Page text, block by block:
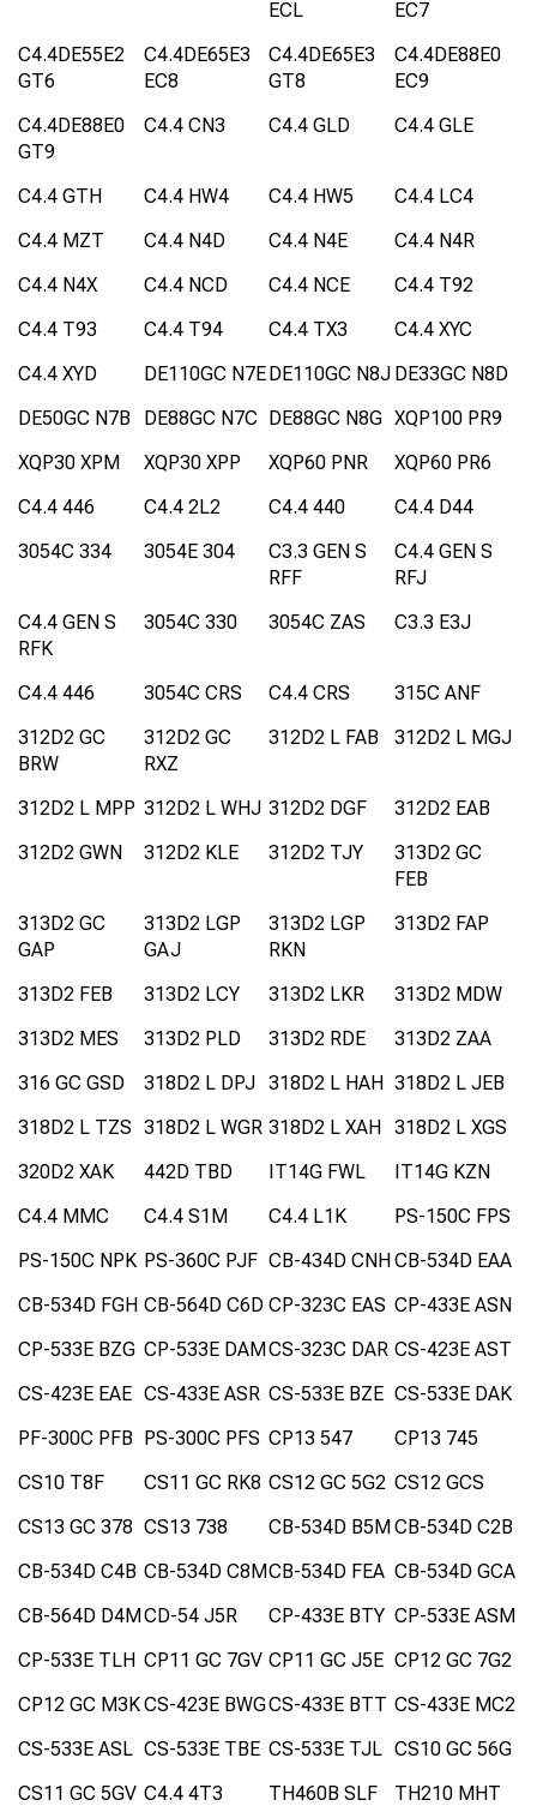
ECL
EC7
C4.4DE55E2
GT6
C4.4DE65E3
EC8
C4.4DE65E3
GT8
C4.4DE88E0
EC9
C4.4DE88E0
GT9
C4.4 CN3 C4.4 GLD C4.4 GLE
C4.4 GTH C4.4 HW4 C4.4 HW5
C4.4 LC4
C4.4 MZT
C4.4 N4D C4.4 N4E
C4.4 N4R
C4.4 N4X
C4.4 NCD C4.4 NCE
C4.4 T92
C4.4 T93
C4.4 T94 C4.4 TX3
C4.4 XYC
C4.4 XYD
DE110GC N7EDE110GC N8J DE33GC N8D
DE50GC N7B
DE88GC N7C DE88GC N8G XQP100 PR9
XQP30 XPM
XQP30 XPP XQP60 PNR
XQP60 PR6
C4.4 446
C4.4 2L2 C4.4 440
C4.4 D44
3054C 334
3054E 304
C3.3 GEN S
RFF
C4.4 GEN S
RFJ
C4.4 GEN S
RFK
3054C 330 3054C ZAS C3.3 E3J
C4.4 446 3054C CRS C4.4 CRS
315C ANF
312D2 GC
BRW
312D2 GC
RXZ
312D2 L FAB 312D2 L MGJ
312D2 L MPP 312D2 L WHJ 312D2 DGF
312D2 EAB
312D2 GWN
312D2 KLE 312D2 TJY
313D2 GC
FEB
313D2 GC
GAP
313D2 LGP
GAJ
313D2 LGP
RKN
313D2 FAP
313D2 FEB 313D2 LCY 313D2 LKR
313D2 MDW
313D2 MES
313D2 PLD 313D2 RDE
313D2 ZAA
316 GC GSD
318D2 L DPJ 318D2 L HAH 318D2 L JEB
318D2 L TZS 318D2 L WGR 318D2 L XAH 318D2 L XGS
320D2 XAK
442D TBD IT14G FWL
IT14G KZN
C4.4 MMC
C4.4 S1M C4.4 L1K
PS-150C FPS
PS-150C NPK PS-360C PJF CB-434D CNHCB-534D EAA
CB-534D FGH CB-564D C6D CP-323C EAS CP-433E ASN
CP-533E BZG CP-533E DAMCS-323C DAR CS-423E AST
CS-423E EAE CS-433E ASR CS-533E BZE CS-533E DAK
PF-300C PFB PS-300C PFS CP13 547
CP13 745
CS10 T8F
CS11 GC RK8 CS12 GC 5G2 CS12 GCS
CS13 GC 378 CS13 738 CB-534D B5MCB-534D C2B
CB-534D C4B CB-534D C8MCB-534D FEA CB-534D GCA
CB-564D D4MCD-54 J5R CP-433E BTY CP-533E ASM
CP-533E TLH CP11 GC 7GV CP11 GC J5E CP12 GC 7G2
CP12 GC M3KCS-423E BWGCS-433E BTT CS-433E MC2
CS-533E ASL CS-533E TBE CS-533E TJL CS10 GC 56G
CS11 GC 5GV C4.4 4T3 TH460B SLF
TH210 MHT